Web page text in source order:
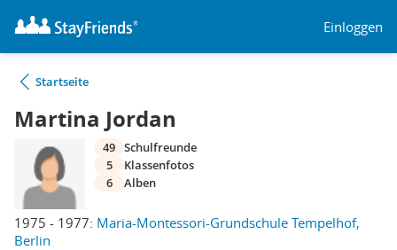
Einloggen
Startseite
Martina Jordan
1975 - 1977: Maria-Montessori-Grundschule Tempelhof,
Berlin
49 Schulfreunde
5
Klassenfotos
6
Alben